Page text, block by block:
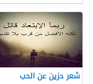
شعر حزين عن الحب